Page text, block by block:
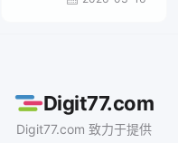
Digit77.com
Digit77.com 致力于提供